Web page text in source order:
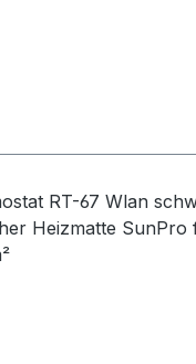
überspringen